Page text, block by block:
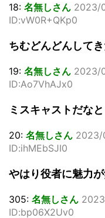
18: 名無しさん 2023/
ID:vW0R+QKp0
ちむどんどんしてき
19: 名無しさん 2023/
ID:Ao7VhAJx0
ミスキャストだな
20: 名無しさん 2023/
ID:ihMEbSJI0
やはり役者に魅力
305: 名無しさん
ID:bp06X2Uv0